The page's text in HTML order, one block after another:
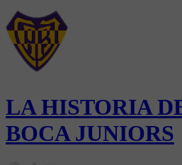
LA HISTORIA
BOCA JUNIORS